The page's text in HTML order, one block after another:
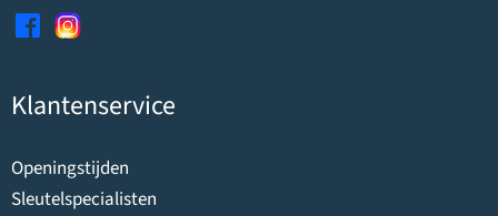
Klantenservice
Openingstijden
Sleutelspecialisten